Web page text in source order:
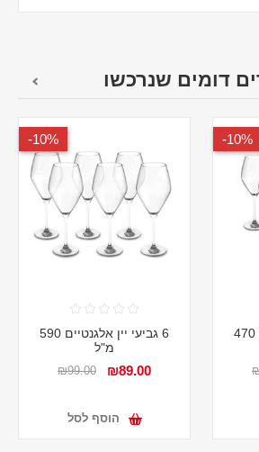
דומים שנרכשו
10%-
6 גביעי יין אלגנטיים 470
10%-
6 גביעי יין אלגנטיים 590
מ"ל
₪89.00
₪99.00
הוסף לסל